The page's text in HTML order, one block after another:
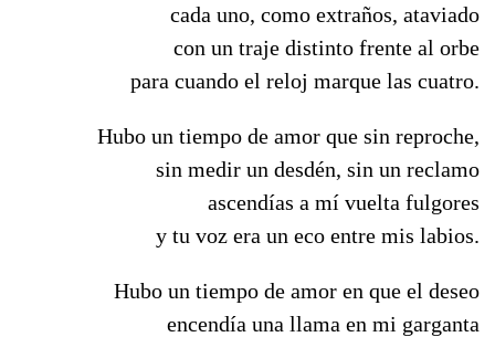
cada uno, como extraños, ataviado
con un traje distinto frente al orbe
para cuando el reloj marque las cuatro.
Hubo un tiempo de amor que sin reproche,
sin medir un desdén, sin un reclamo
ascendías a mí vuelta fulgores
y tu voz era un eco entre mis labios.
Hubo un tiempo de amor en que el deseo
encendía una llama en mi garganta